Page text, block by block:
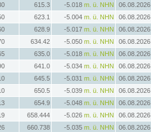
615.3 -5.018 m. ü. NHN 06.08.2026
623.1 -5.004 m. ü. NHN 06.08.2026
628.9 -5.017 m. ü. NHN 06.08.2026
634.42 -5.050 m. ü. NHN 06.08.2026
635.0 -5.018 m. ü. NHN 06.08.2026
641.0 -5.034 m. ü. NHN 06.08.2026
645.5 -5.031 m. ü. NHN 06.08.2026
650.5 -5.039 m. ü. NHN 06.08.2026
654.9 -5.048 m. ü. NHN 06.08.2026
658.444 -5.026 m. ü. NHN 06.08.2026
660.738 -5.035 m. ü. NHN 06.08.2026